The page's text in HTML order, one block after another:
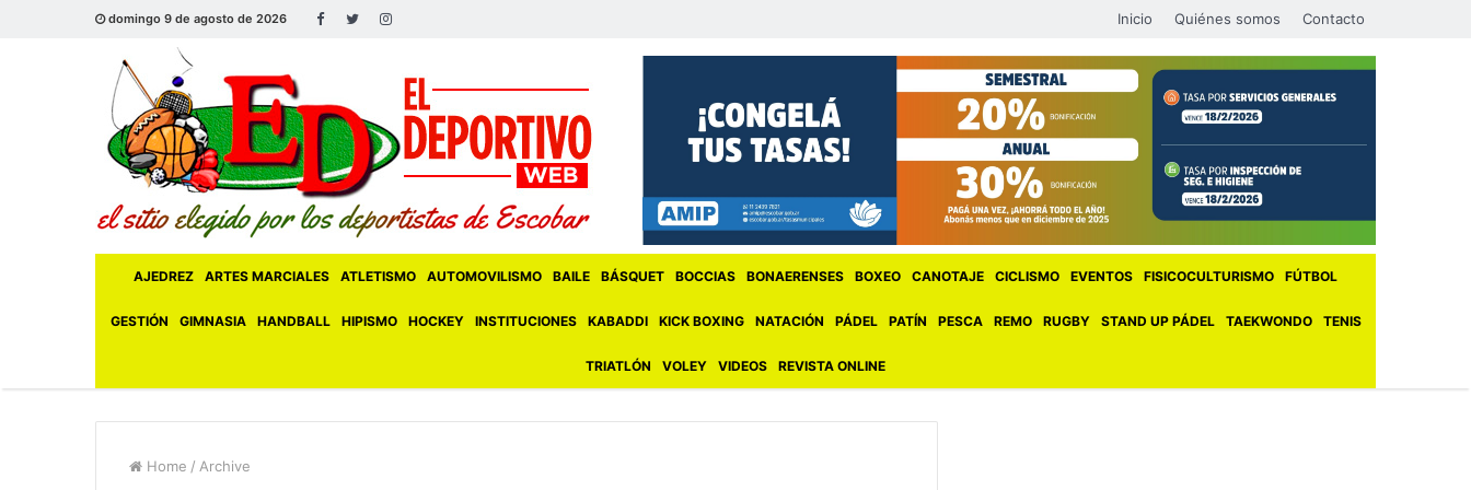
domingo 9 de agosto de 2026 Inicio Quiénes somos Contacto
AJEDREZ ARTES MARCIALES ATLETISMO AUTOMOVILISMO BAILE BÁSQUET BOCCIAS BONAERENSES BOXEO CANOTAJE CICLISMO EVENTOS FISICOCULTURISMO FÚTBOL
GESTIÓN GIMNASIA HANDBALL HIPISMO HOCKEY INSTITUCIONES KABADDI KICK BOXING NATACIÓN PÁDEL PATÍN PESCA REMO RUGBY STAND UP PÁDEL TAEKWONDO TENIS
TRIATLÓN VOLEY VIDEOS REVISTA ONLINE
Home / Archive